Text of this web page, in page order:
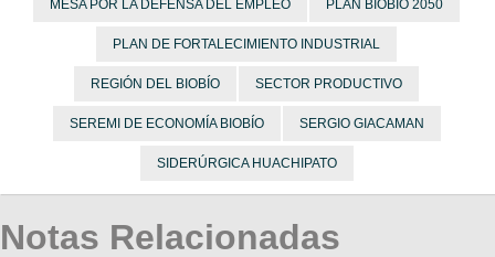
MESA POR LA DEFENSA DEL EMPLEO PLAN BIOBÍO 2050
PLAN DE FORTALECIMIENTO INDUSTRIAL
REGIÓN DEL BIOBÍO SECTOR PRODUCTIVO
SEREMI DE ECONOMÍA BIOBÍO SERGIO GIACAMAN
SIDERÚRGICA HUACHIPATO
Notas Relacionadas